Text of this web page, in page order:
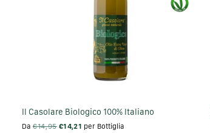
Il Casolare Biologico 100% Italiano
Da €14,95 €14,21 per Bottiglia